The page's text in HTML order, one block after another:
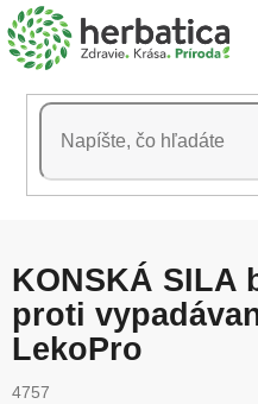
Prejsť
na
obsah
KONSKÁ SILA
proti
LekoPro
4757